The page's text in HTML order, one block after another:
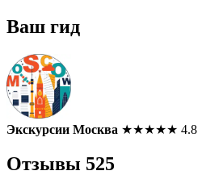
Ваш гид
Экскурсии Москва ★★★★★ 4.8
Отзывы 525